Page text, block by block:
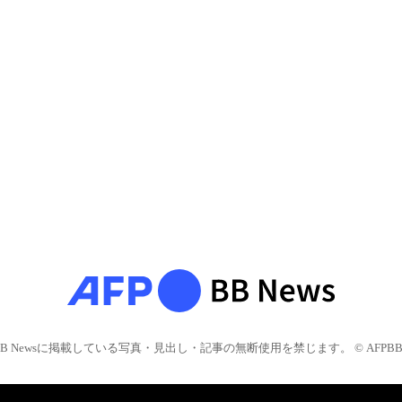
Newsに掲載している写真・見出し・記事の無断使用を禁じます。 © AFPBB